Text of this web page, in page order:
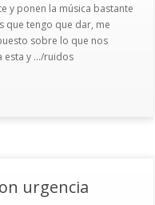
y ponen la música bastante
que tengo que dar, me
sobre lo que nos
esta y .../ruidos
urgencia